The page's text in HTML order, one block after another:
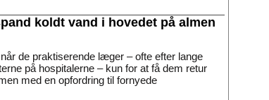
koldt vand i hovedet på almen
de praktiserende læger – ofte efter lange
på hospitalerne – kun for at få dem retur
med en opfordring til fornyede